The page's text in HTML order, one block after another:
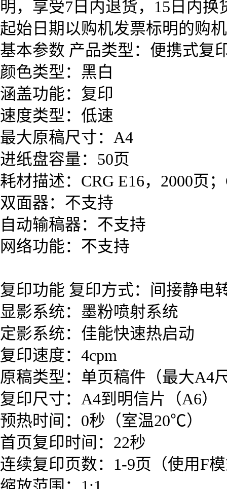
明，享受7日内退货，15日内
起始日期以购机发票标明的购
基本参数 产品类型：便携式复
颜色类型：黑白
涵盖功能：复印
速度类型：低速
最大原稿尺寸：A4
进纸盘容量：50页
耗材描述：CRG E16，2000页
双面器：不支持
自动输稿器：不支持
网络功能：不支持
复印功能 复印方式：间接静电
显影系统：墨粉喷射系统
定影系统：佳能快速热启动
复印速度：4cpm
原稿类型：单页稿件（最大A4
复印尺寸：A4到明信片（A6）
预热时间：0秒（室温20℃）
首页复印时间：22秒
连续复印页数：1-9页（使用F